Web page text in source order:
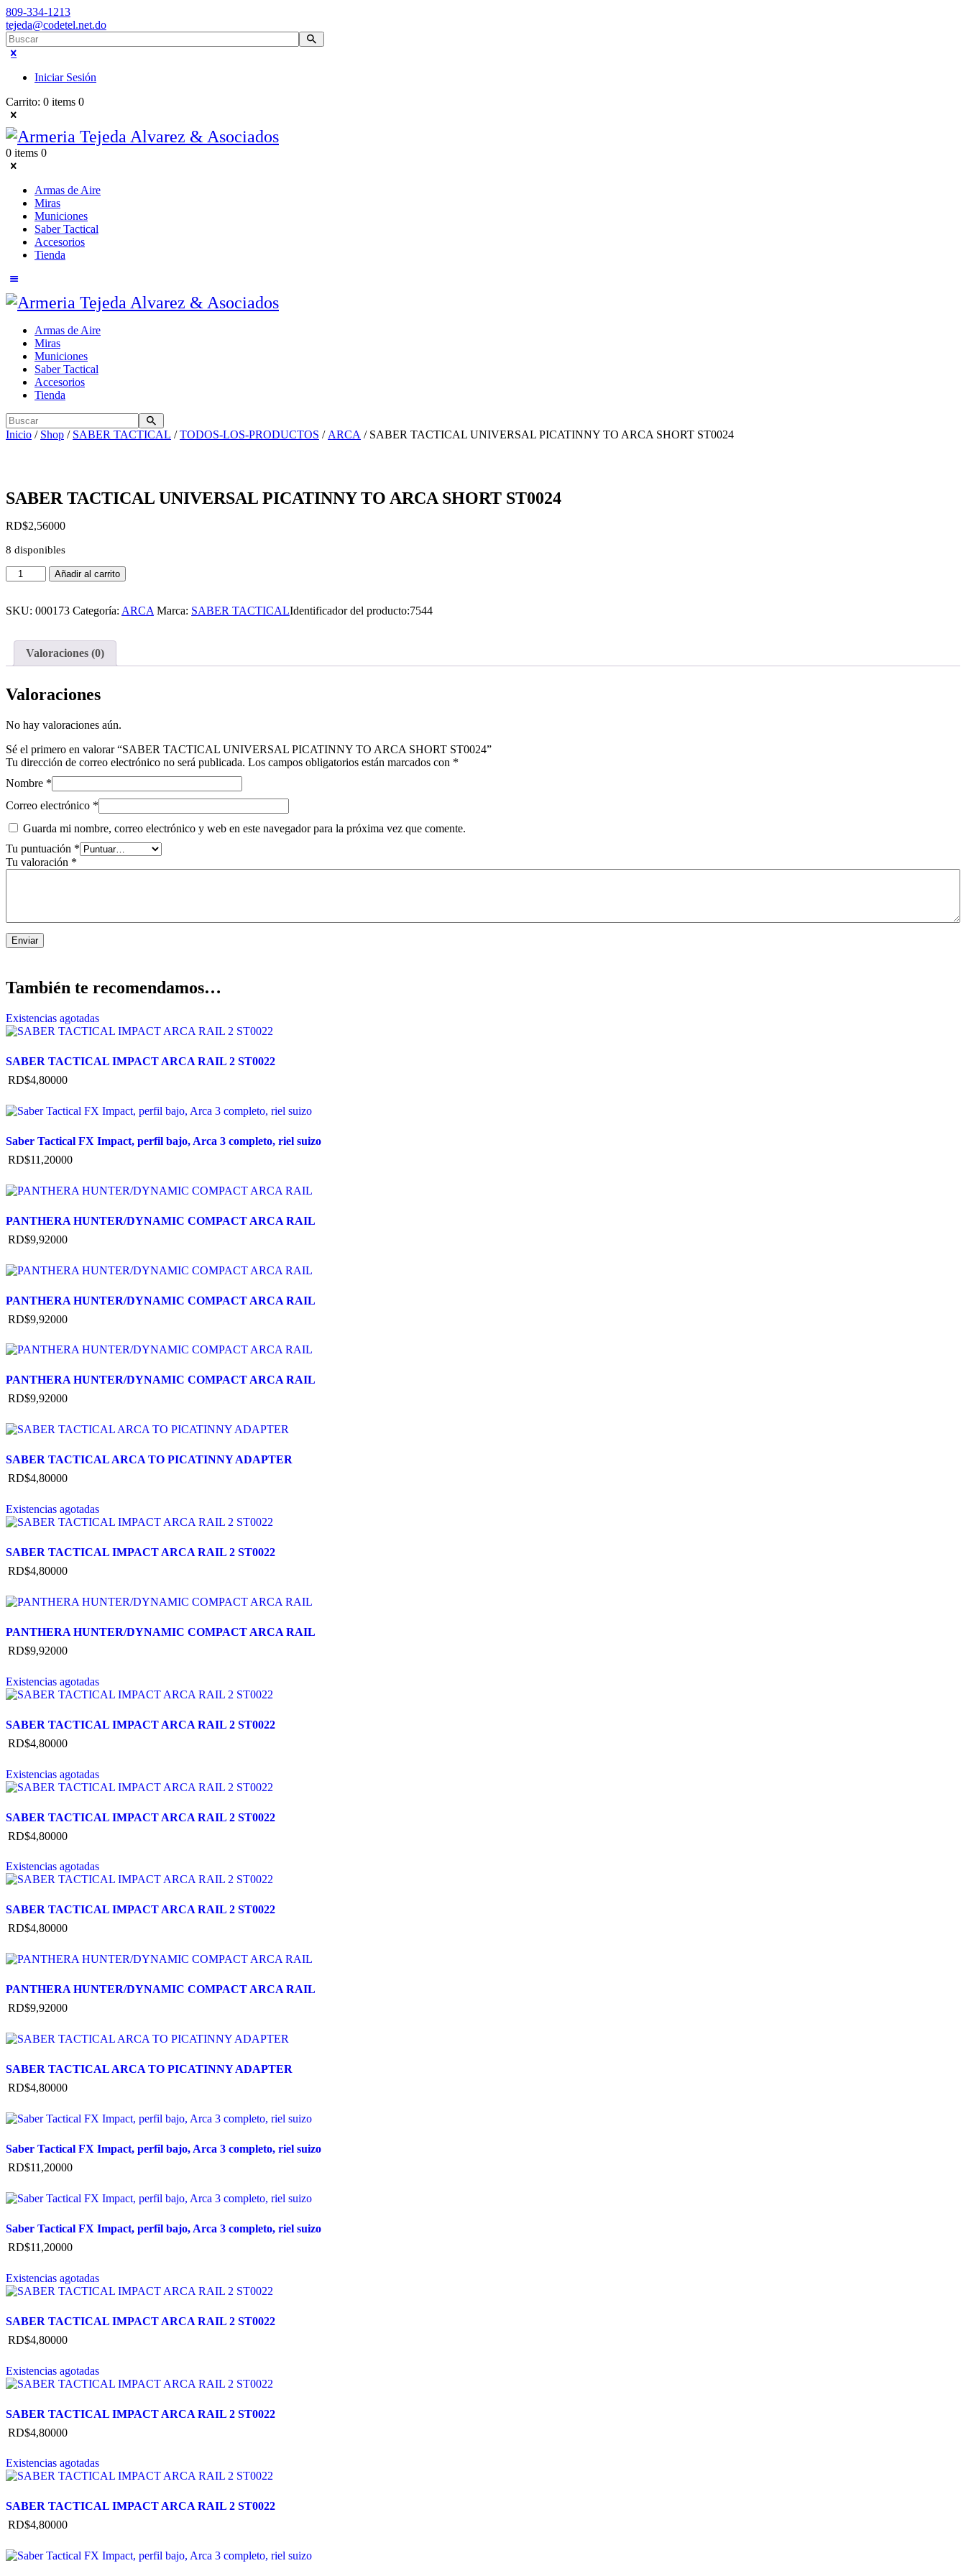
809-334-1213
tejeda@codetel.net.do
Iniciar Sesión
Carrito: 0 items 0
0 items 0
Armas de Aire
Miras
Municiones
Saber Tactical
Accesorios
Tienda
Armas de Aire
Miras
Municiones
Saber Tactical
Accesorios
Tienda
Inicio / Shop / SABER TACTICAL /TODOS-LOS-PRODUCTOS / ARCA / SABER TACTICAL UNIVERSAL PICATINNY TO ARCA SHORT ST0024
SABER TACTICAL UNIVERSAL PICATINNY TO ARCA SHORT ST0024
RD$2,56000
8 disponibles
SABER
TACTICAL
PICATINNY
SHORT
ST0024
Añadir al carrito
SKU: 000173 Categoría: ARCA Marca: SABER TACTICALIdentificador del producto:7544
Valoraciones (0)
Valoraciones
No hay valoraciones aún.
Sé el primero en valorar “SABER TACTICAL UNIVERSAL PICATINNY TO ARCA SHORT ST0024”
Tu dirección de correo electrónico no será publicada. Los campos obligatorios están marcados con *
Nombre *
Correo electrónico *
Guarda mi nombre, correo electrónico y web en este navegador para la próxima vez que comente.
Tu puntuación *
Tu valoración *
También te recomendamos…
Existencias agotadas
SABER TACTICAL IMPACT ARCA RAIL 2 ST0022
RD$4,80000
Saber Tactical FX Impact, perfil bajo, Arca 3 completo, riel suizo
RD$11,20000
PANTHERA HUNTER/DYNAMIC COMPACT ARCA RAIL
RD$9,92000
PANTHERA HUNTER/DYNAMIC COMPACT ARCA RAIL
RD$9,92000
PANTHERA HUNTER/DYNAMIC COMPACT ARCA RAIL
RD$9,92000
SABER TACTICAL ARCA TO PICATINNY ADAPTER
RD$4,80000
Existencias agotadas
SABER TACTICAL IMPACT ARCA RAIL 2 ST0022
RD$4,80000
PANTHERA HUNTER/DYNAMIC COMPACT ARCA RAIL
RD$9,92000
Existencias agotadas
SABER TACTICAL IMPACT ARCA RAIL 2 ST0022
RD$4,80000
Existencias agotadas
SABER TACTICAL IMPACT ARCA RAIL 2 ST0022
RD$4,80000
Existencias agotadas
SABER TACTICAL IMPACT ARCA RAIL 2 ST0022
RD$4,80000
PANTHERA HUNTER/DYNAMIC COMPACT ARCA RAIL
RD$9,92000
SABER TACTICAL ARCA TO PICATINNY ADAPTER
RD$4,80000
Saber Tactical FX Impact, perfil bajo, Arca 3 completo, riel suizo
RD$11,20000
Saber Tactical FX Impact, perfil bajo, Arca 3 completo, riel suizo
RD$11,20000
Existencias agotadas
SABER TACTICAL IMPACT ARCA RAIL 2 ST0022
RD$4,80000
Existencias agotadas
SABER TACTICAL IMPACT ARCA RAIL 2 ST0022
RD$4,80000
Existencias agotadas
SABER TACTICAL IMPACT ARCA RAIL 2 ST0022
RD$4,80000